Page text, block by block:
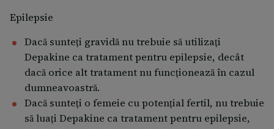
Epilepsie
Dacă sunteți gravidă nu trebuie să utilizați
Depakine ca tratament pentru epilepsie, decât
dacă orice alt tratament nu funcționează în cazul
dumneavoastră.
Dacă sunteți o femeie cu potențial fertil, nu trebuie
să luați Depakine ca tratament pentru epilepsie,